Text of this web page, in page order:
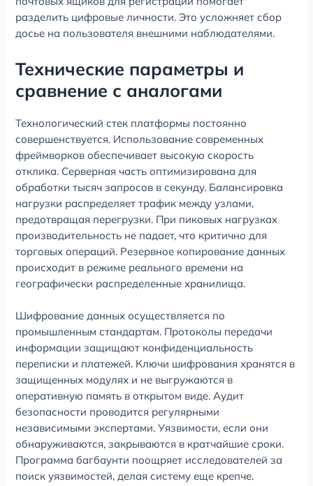
разделить цифровые личности. Это усложняет сбор
досье на пользователя внешними наблюдателями.
Технические параметры и
сравнение с аналогами
Технологический стек платформы постоянно
совершенствуется. Использование современных
фреймворков обеспечивает высокую скорость
отклика. Серверная часть оптимизирована для
обработки тысяч запросов в секунду. Балансировка
нагрузки распределяет трафик между узлами,
предотвращая перегрузки. При пиковых нагрузках
производительность не падает, что критично для
торговых операций. Резервное копирование данных
происходит в режиме реального времени на
географически распределенные хранилища.
Шифрование данных осуществляется по
промышленным стандартам. Протоколы передачи
информации защищают конфиденциальность
переписки и платежей. Ключи шифрования хранятся в
защищенных модулях и не выгружаются в
оперативную память в открытом виде. Аудит
безопасности проводится регулярными
независимыми экспертами. Уязвимости, если они
обнаруживаются, закрываются в кратчайшие сроки.
Программа багбаунти поощряет исследователей за
поиск уязвимостей, делая систему еще крепче.